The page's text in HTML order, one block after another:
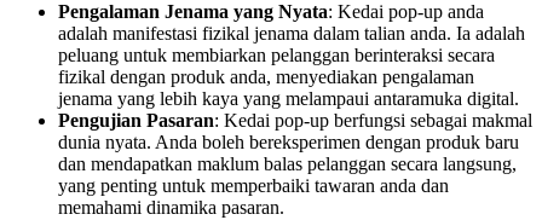
Pengalaman Jenama yang Nyata: Kedai pop-up anda
adalah manifestasi fizikal jenama dalam talian anda. Ia adalah
peluang untuk membiarkan pelanggan berinteraksi secara
fizikal dengan produk anda, menyediakan pengalaman
jenama yang lebih kaya yang melampaui antaramuka digital.
Pengujian Pasaran: Kedai pop-up berfungsi sebagai makmal
dunia nyata. Anda boleh bereksperimen dengan produk baru
dan mendapatkan maklum balas pelanggan secara langsung,
yang penting untuk memperbaiki tawaran anda dan
memahami dinamika pasaran.